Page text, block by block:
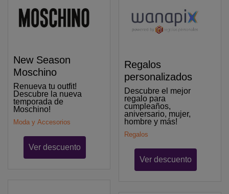
New Season
Moschino
Renueva tu outfit!
Descubre la nueva
temporada de
Moschino!
Moda y Accesorios
Ver descuento
Regalos
personalizados
Descubre el mejor
regalo para
cumpleaños,
aniversario, mujer,
hombre y más!
Regalos
Ver descuento